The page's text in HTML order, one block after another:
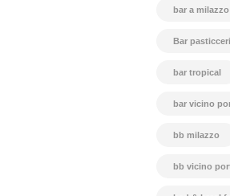
bar a milazzo
Bar
bar tropical
bar vicino
bb milazzo
bb vicino